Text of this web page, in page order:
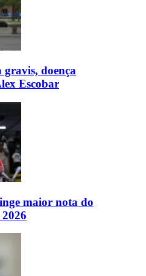
gravis, doença
Escobar
maior nota do